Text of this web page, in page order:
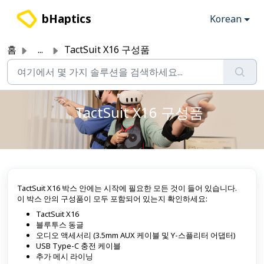
bHaptics Korean
홈 ... TactSuit X16 구성품
TactSuit X16 구성품
TactSuit X16 박스 안에는 시작에 필요한 모든 것이 들어 있습니다.
이 박스 안의 구성품이 모두 포함되어 있는지 확인하세요:
TactSuit X16
블루투스 동글
오디오 액세서리 (3.5mm AUX 케이블 및 Y-스플리터 어댑터)
USB Type-C 충전 케이블
추가 메시 라이닝